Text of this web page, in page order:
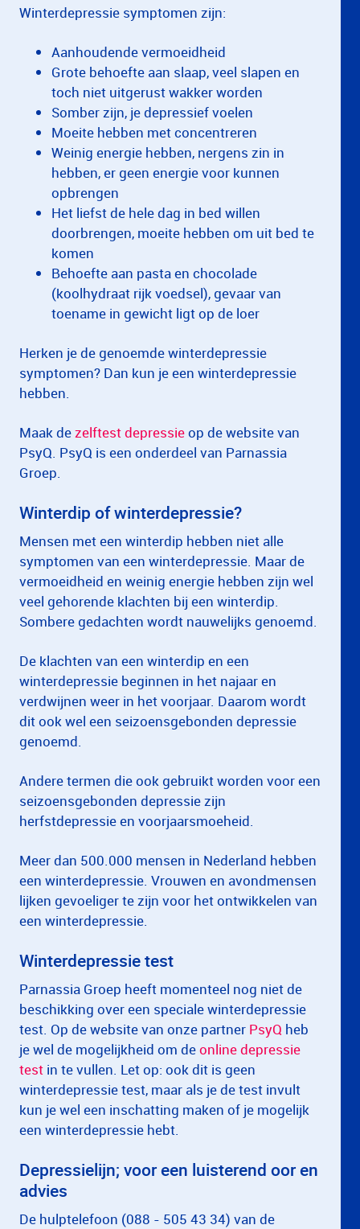
Winterdepressie symptomen zijn:
Aanhoudende vermoeidheid
Grote behoefte aan slaap, veel slapen en
toch niet uitgerust wakker worden
Somber zijn, je depressief voelen
Moeite hebben met concentreren
Weinig energie hebben, nergens zin in
hebben, er geen energie voor kunnen
opbrengen
Het liefst de hele dag in bed willen
doorbrengen, moeite hebben om uit bed te
komen
Behoefte aan pasta en chocolade
(koolhydraat rijk voedsel), gevaar van
toename in gewicht ligt op de loer
Herken je de genoemde winterdepressie
symptomen? Dan kun je een winterdepressie
hebben.
Maak dezelftest depressieop de website van
PsyQ. PsyQ is een onderdeel van Parnassia
Groep.
Winterdip of winterdepressie?
Mensen met een winterdip hebben niet alle
symptomen van een winterdepressie. Maar de
vermoeidheid en weinig energie hebben zijn wel
veel gehorende klachten bij een winterdip.
Sombere gedachten wordt nauwelijks genoemd.
De klachten van een winterdip en een
winterdepressie beginnen in het najaar en
verdwijnen weer in het voorjaar. Daarom wordt
dit ook wel een seizoensgebonden depressie
genoemd.
Andere termen die ook gebruikt worden voor een
seizoensgebonden depressie zijn
herfstdepressie en voorjaarsmoeheid.
Meer dan 500.000 mensen in Nederland hebben
een winterdepressie. Vrouwen en avondmensen
lijken gevoeliger te zijn voor het ontwikkelen van
een winterdepressie.
Winterdepressie test
Parnassia Groep heeft momenteel nog niet de
beschikking over een speciale winterdepressie
test. Op de website van onze partner PsyQ heb
je wel de mogelijkheid om deonline depressie
test in te vullen. Let op: ook dit is geen
winterdepressie test, maar als je de test invult
kun je wel een inschatting maken of je mogelijk
een winterdepressie hebt.
Depressielijn; voor een luisterend oor en
advies
De hulptelefoon (088 - 505 43 34) van de